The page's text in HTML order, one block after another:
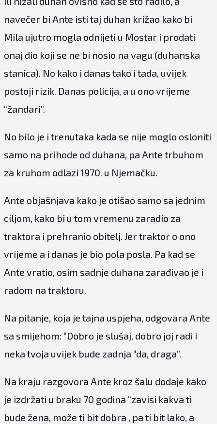
navečer bi Ante isti taj duhan križao kako bi
Mila ujutro mogla odnijeti u Mostar i prodati
onaj dio koji se ne bi nosio na vagu (duhanska
stanica). No kako i danas tako i tada, uvijek
postoji rizik. Danas policija, a u ono vrijeme
“žandari”.
No bilo je i trenutaka kada se nije moglo osloniti
samo na prihode od duhana, pa Ante trbuhom
za kruhom odlazi 1970. u Njemačku.
Ante objašnjava kako je otišao samo sa jednim
ciljom, kako bi u tom vremenu zaradio za
traktora i prehranio obitelj. Jer traktor o ono
vrijeme a i danas je bio pola posla. Pa kad se
Ante vratio, osim sadnje duhana zarađivao je i
radom na traktoru.
Na pitanje, koja je tajna uspjeha, odgovara Ante
sa smijehom: “Dobro je slušaj, dobro joj radi i
neka tvoja uvijek bude zadnja “da, draga”.
Na kraju razgovora Ante kroz šalu dodaje kako
je izdržati u braku 70 godina “zavisi kakva ti
bude žena, može ti bit dobra , pa ti bit lako, a